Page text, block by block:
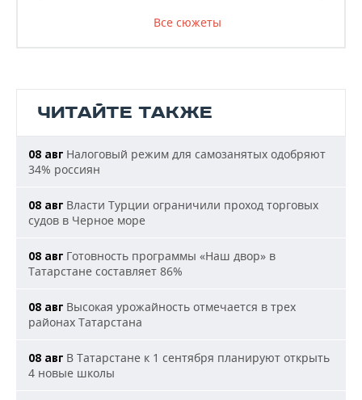
Все сюжеты
ЧИТАЙТЕ ТАКЖЕ
08 авг Налоговый режим для самозанятых одобряют
34% россиян
08 авг Власти Турции ограничили проход торговых
судов в Черное море
08 авг Готовность программы «Наш двор» в
Татарстане составляет 86%
08 авг Высокая урожайность отмечается в трех
районах Татарстана
08 авг В Татарстане к 1 сентября планируют открыть
4 новые школы